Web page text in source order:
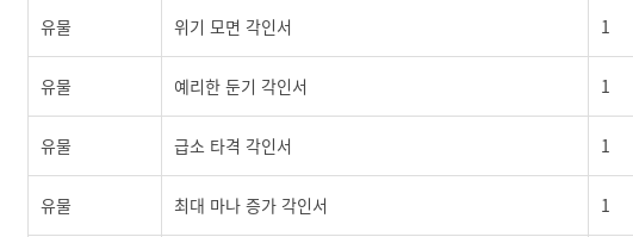
유물 위기 모면 각인서 1
유물 예리한 둔기 각인서 1
유물 급소 타격 각인서 1
유물 최대 마나 증가 각인서 1